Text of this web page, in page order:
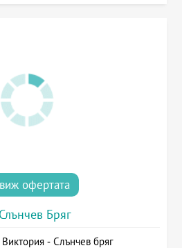
виж офертата
Слънчев Бряг
- Слънчев бряг